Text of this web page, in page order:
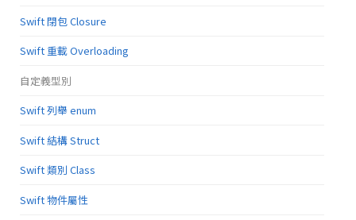
Swift 閉包 Closure
Swift 重載 Overloading
自定義型別
Swift 列舉 enum
Swift 結構 Struct
Swift 類別 Class
Swift 物件屬性